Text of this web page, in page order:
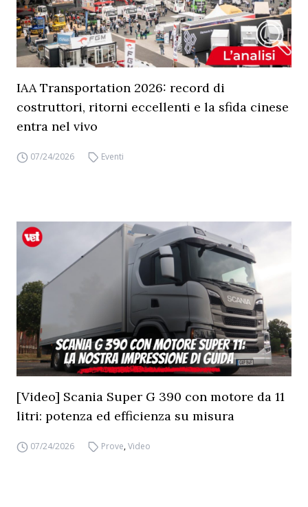
IAA Transportation 2026: record di
costruttori, ritorni eccellenti e la sfida cinese
entra nel vivo
07/24/2026 Eventi
[Video] Scania Super G 390 con motore da 11
litri: potenza ed efficienza su misura
07/24/2026 Prove,Video